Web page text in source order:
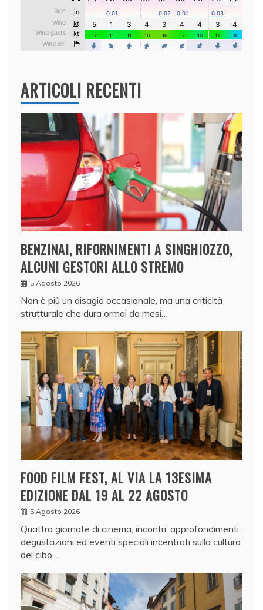
ARTICOLI RECENTI
BENZINAI, RIFORNIMENTI A SINGHIOZZO,
ALCUNI GESTORI ALLO STREMO
5 Agosto 2026
Non è più un disagio occasionale, ma una criticità
strutturale che dura ormai da mesi…
FOOD FILM FEST, AL VIA LA 13ESIMA
EDIZIONE DAL 19 AL 22 AGOSTO
5 Agosto 2026
Quattro giornate di cinema, incontri, approfondimenti,
degustazioni ed eventi speciali incentrati sulla cultura
del cibo.…